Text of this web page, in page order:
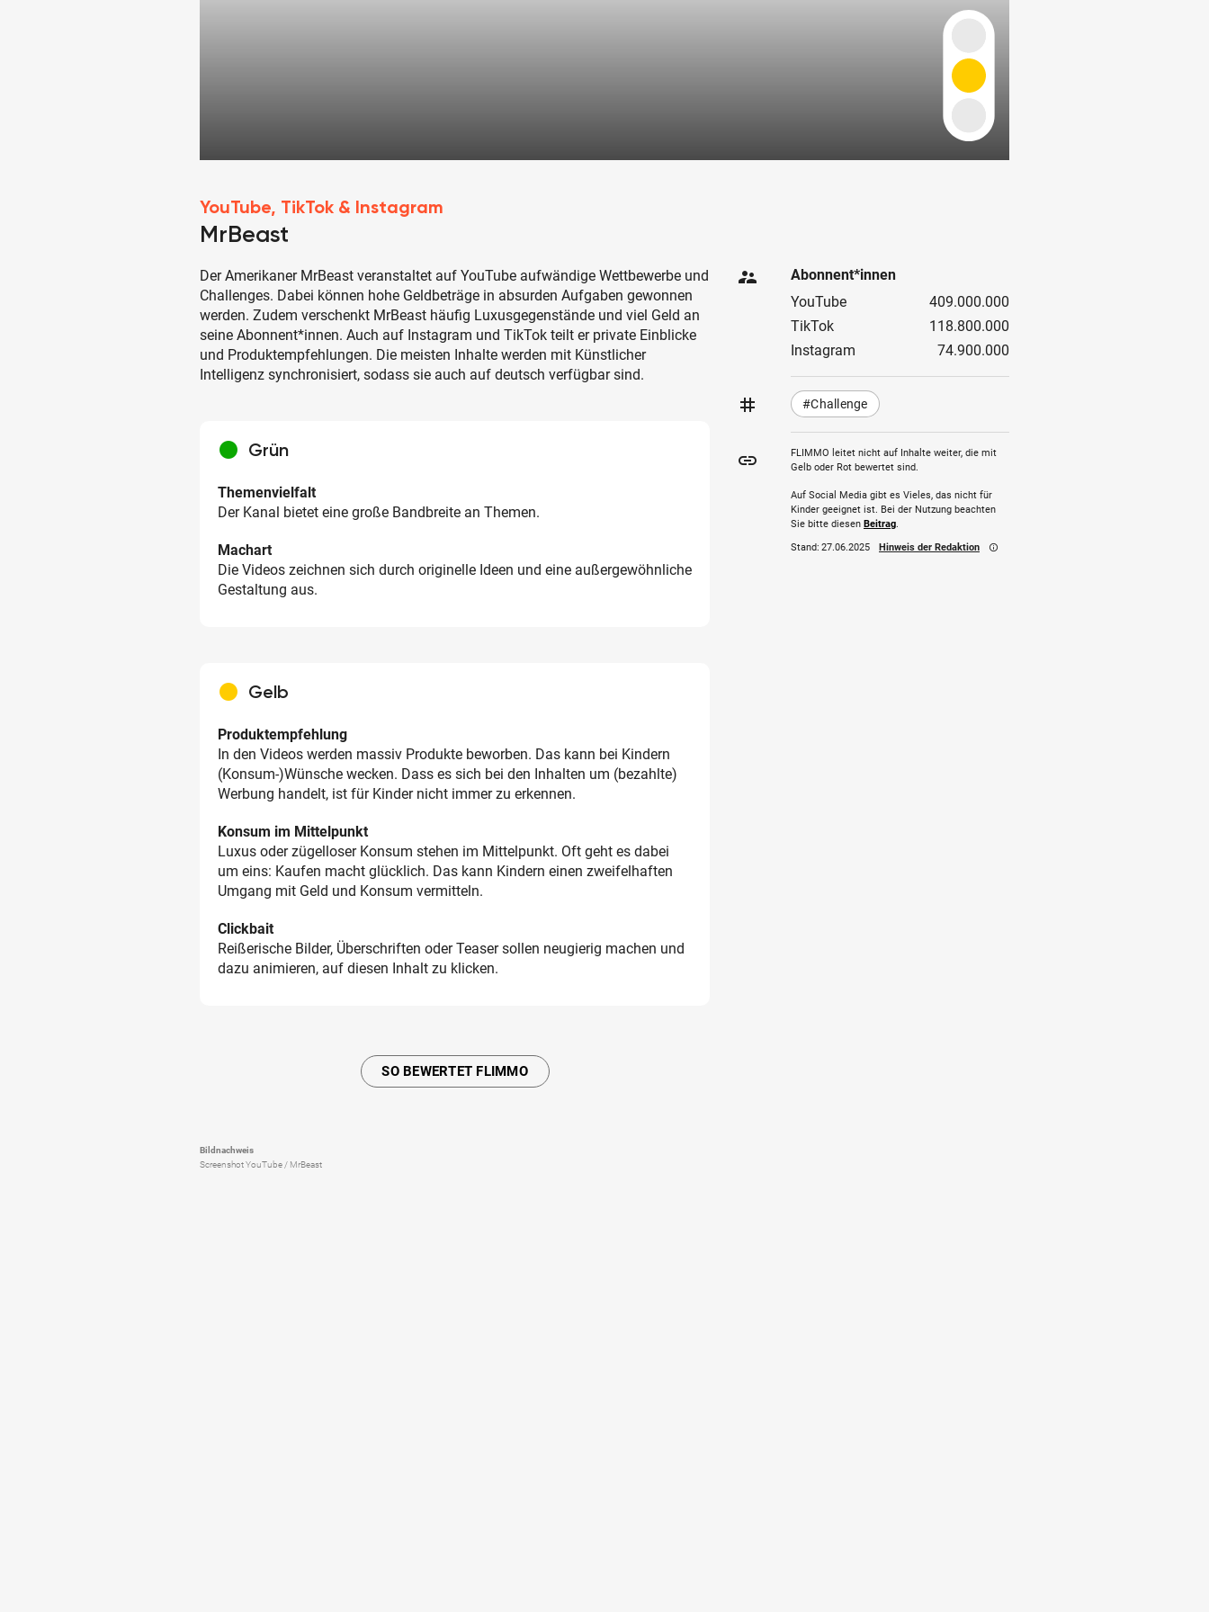
YouTube, TikTok & Instagram
MrBeast
Der Amerikaner MrBeast veranstaltet auf YouTube aufwändige Wettbewerbe und
Challenges. Dabei können hohe Geldbeträge in absurden Aufgaben gewonnen
werden. Zudem verschenkt MrBeast häufig Luxusgegenstände und viel Geld an
seine Abonnent*innen. Auch auf Instagram und TikTok teilt er private Einblicke
und Produktempfehlungen. Die meisten Inhalte werden mit Künstlicher
Intelligenz synchronisiert, sodass sie auch auf deutsch verfügbar sind.
circle Grün
Themenvielfalt
Der Kanal bietet eine große Bandbreite an Themen.
Machart
Die Videos zeichnen sich durch originelle Ideen und eine außergewöhnliche
Gestaltung aus.
circle Gelb
Produktempfehlung
In den Videos werden massiv Produkte beworben. Das kann bei Kindern
(Konsum-)Wünsche wecken. Dass es sich bei den Inhalten um (bezahlte)
Werbung handelt, ist für Kinder nicht immer zu erkennen.
Konsum im Mittelpunkt
Luxus oder zügelloser Konsum stehen im Mittelpunkt. Oft geht es dabei
um eins: Kaufen macht glücklich. Das kann Kindern einen zweifelhaften
Umgang mit Geld und Konsum vermitteln.
Clickbait
Reißerische Bilder, Überschriften oder Teaser sollen neugierig machen und
dazu animieren, auf diesen Inhalt zu klicken.
SO BEWERTET FLIMMO
Bildnachweis
Screenshot YouTube / MrBeast
supervisor_account
Abonnent*innen
YouTube
409.000.000
TikTok
118.800.000
Instagram
74.900.000
tag #Challenge
insert_link
FLIMMO leitet nicht auf Inhalte weiter, die mit
Gelb oder Rot bewertet sind.
Auf Social Media gibt es Vieles, das nicht für
Kinder geeignet ist. Bei der Nutzung beachten
Sie bitte diesen Beitrag.
Stand: 27.06.2025 Hinweis der Redaktion info_outline